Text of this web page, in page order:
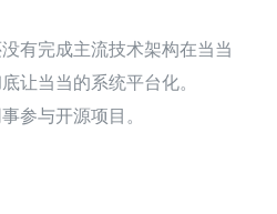
有完成主流技术架构在当当
让当当的系统平台化。
参与开源项目。